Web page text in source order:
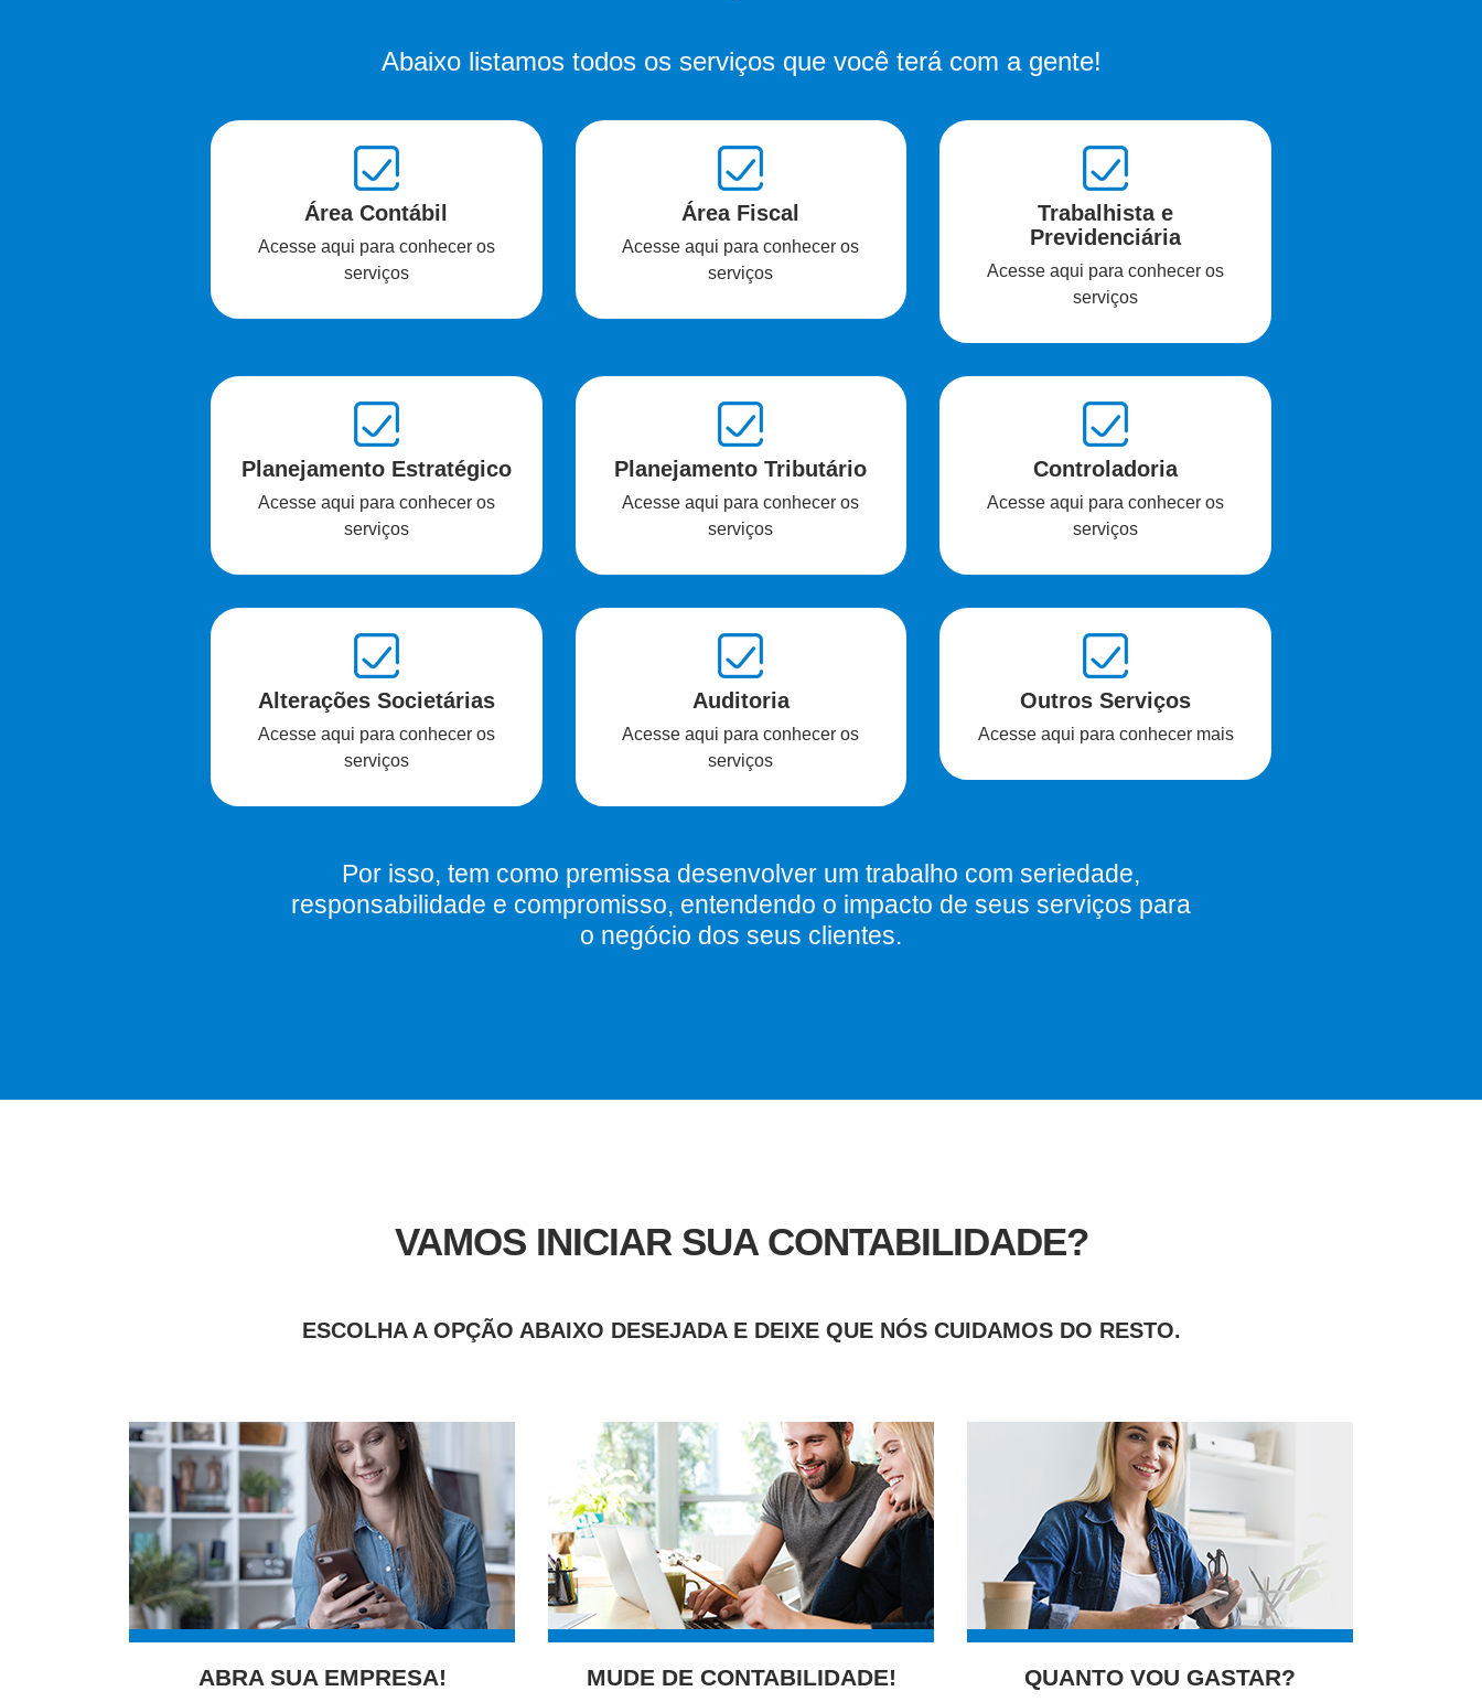
Abaixo listamos todos os serviços que você terá com a gente!
Área Contábil
Acesse aqui para conhecer os
serviços
Área Fiscal
Acesse aqui para conhecer os
serviços
Trabalhista e
Previdenciária
Acesse aqui para conhecer os
serviços
Planejamento Estratégico
Acesse aqui para conhecer os
serviços
Planejamento Tributário
Acesse aqui para conhecer os
serviços
Controladoria
Acesse aqui para conhecer os
serviços
Alterações Societárias
Acesse aqui para conhecer os
serviços
Auditoria
Acesse aqui para conhecer os
serviços
Outros Serviços
Acesse aqui para conhecer mais
Por isso, tem como premissa desenvolver um trabalho com seriedade,
responsabilidade e compromisso, entendendo o impacto de seus serviços para
o negócio dos seus clientes.
VAMOS INICIAR SUA CONTABILIDADE?
ESCOLHA A OPÇÃO ABAIXO DESEJADA E DEIXE QUE NÓS CUIDAMOS DO RESTO.
ABRA SUA EMPRESA! MUDE DE CONTABILIDADE! QUANTO VOU GASTAR?